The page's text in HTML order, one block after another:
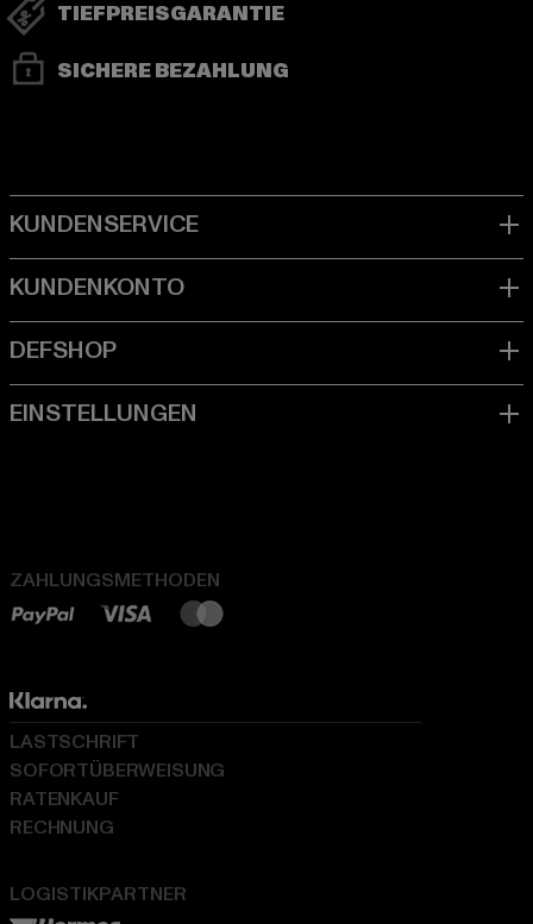
TIEFPREISGARANTIE
SICHERE BEZAHLUNG
ZAHLUNGSMETHODEN
LOGISTIKPARTNER
LASTSCHRIFT
SOFORTÜBERWEISUNG
RATENKAUF
RECHNUNG